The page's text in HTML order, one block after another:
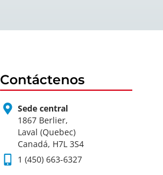
Contáctenos
Sede central
1867 Berlier,
Laval (Quebec)
Canadá, H7L 3S4
1 (450) 663-6327